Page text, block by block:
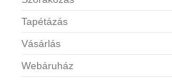
Tapétázás
Vásárlás
Webáruház